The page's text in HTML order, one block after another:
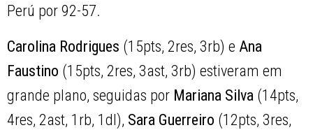
Perú por 92-57.
Carolina Rodrigues (15pts, 2res, 3rb) e Ana
Faustino (15pts, 2res, 3ast, 3rb) estiveram em
grande plano, seguidas por Mariana Silva (14pts,
4res, 2ast, 1rb, 1dl), Sara Guerreiro (12pts, 3res,